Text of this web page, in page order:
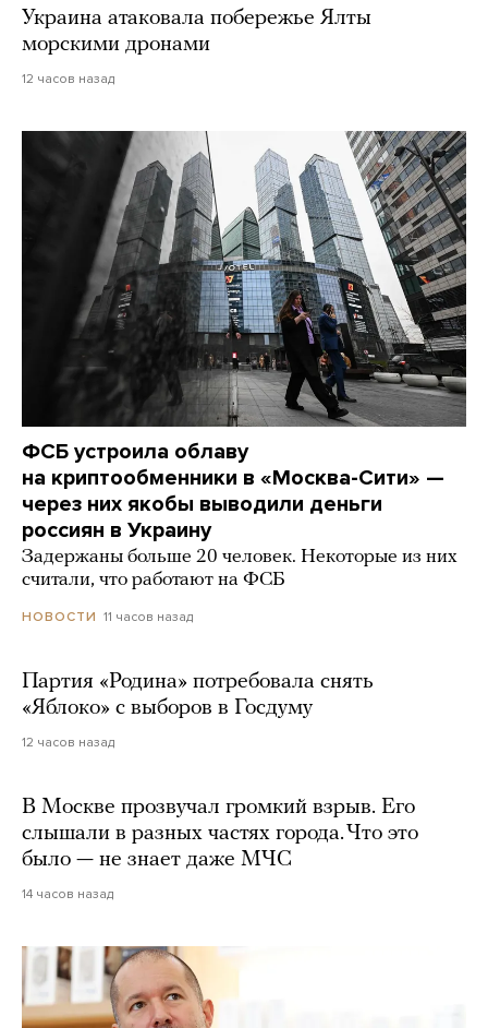
Украина атаковала побережье Ялты
морскими дронами
12 часов назад
ФСБ устроила облаву
на криптообменники в «Москва-Сити» —
через них якобы выводили деньги
россиян в Украину
Задержаны больше 20 человек. Некоторые из них
считали, что работают на ФСБ
НОВОСТИ 11 часов назад
Партия «Родина» потребовала снять
«Яблоко» с выборов в Госдуму
12 часов назад
В Москве прозвучал громкий взрыв. Его
слышали в разных частях города. Что это
было — не знает даже МЧС
14 часов назад